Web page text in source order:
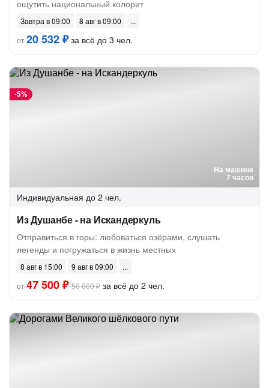
ощутить национальный колорит
Завтра в 09:00
8 авг в 09:00
от20 532 ₽за всё до 3 чел.
На машине
7 часов
-5%
Индивидуальная до 2 чел.
Из Душанбе - на Искандеркуль
Отправиться в горы: любоваться озёрами, слушать
легенды и погружаться в жизнь местных
8 авг в 15:00
9 авг в 09:00
от47 500 ₽ 50 000 ₽ за всё до 2 чел.